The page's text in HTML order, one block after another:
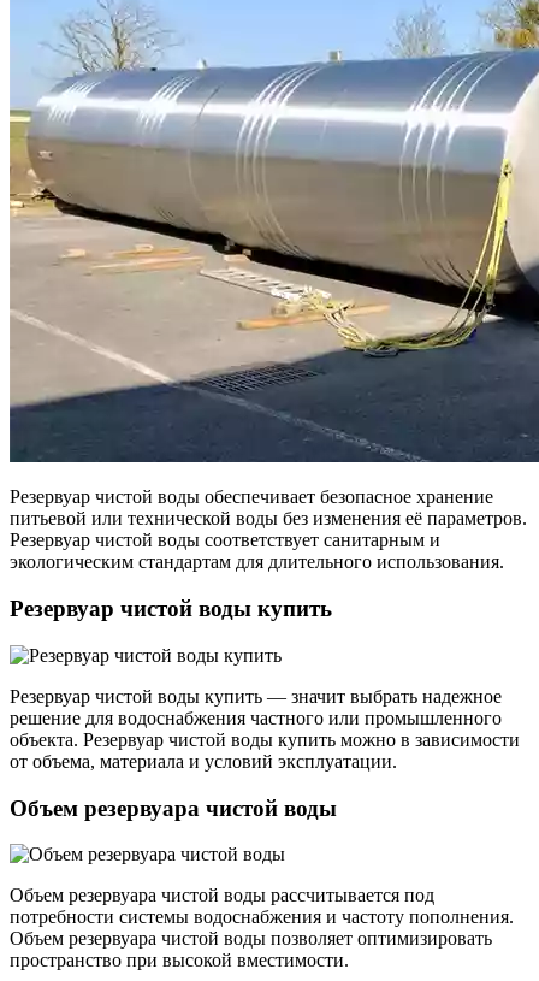
Резервуар чистой воды обеспечивает безопасное хранение
питьевой или технической воды без изменения её параметров.
Резервуар чистой воды соответствует санитарным и
экологическим стандартам для длительного использования.
Резервуар чистой воды купить
Резервуар чистой воды купить — значит выбрать надежное
решение для водоснабжения частного или промышленного
объекта. Резервуар чистой воды купить можно в зависимости
от объема, материала и условий эксплуатации.
Объем резервуара чистой воды
Объем резервуара чистой воды рассчитывается под
потребности системы водоснабжения и частоту пополнения.
Объем резервуара чистой воды позволяет оптимизировать
пространство при высокой вместимости.